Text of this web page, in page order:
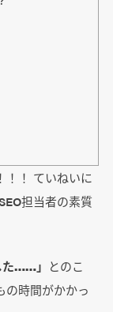
！ ていねいに
担当者の素質
た……」 とのこ
の時間がかかっ